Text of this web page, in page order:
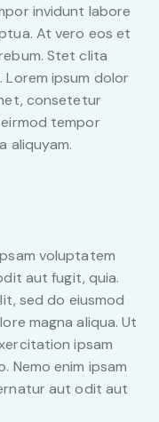
invidunt labore
At vero eos et
Stet clita
Lorem ipsum dolor
consetetur
tempor
aliquyam.
voluptatem
aut fugit, quia.
sed do eiusmod
magna aliqua. Ut
ipsam
Nemo enim ipsam
aut odit aut